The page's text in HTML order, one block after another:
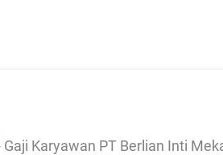
Gaji Karyawan PT Berlian Inti